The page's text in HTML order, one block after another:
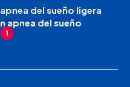
del sueño ligera
apnea del sueño
1